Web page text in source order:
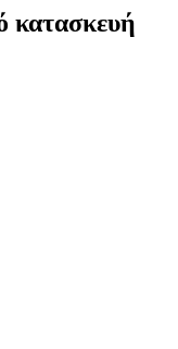
κατασκευή